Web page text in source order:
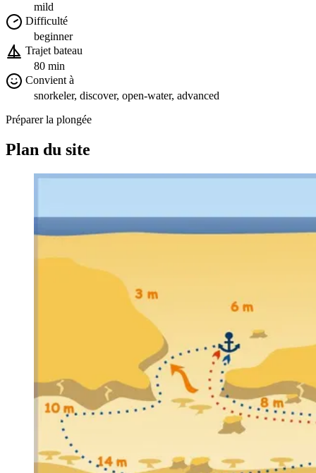
mild
Difficulté
beginner
Trajet bateau
80 min
Convient à
snorkeler, discover, open-water, advanced
Préparer la plongée
Plan du site